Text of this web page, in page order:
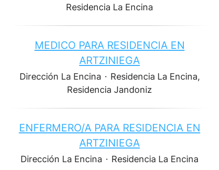
Residencia La Encina
MEDICO PARA RESIDENCIA EN
ARTZINIEGA
Dirección La Encina · Residencia La Encina,
Residencia Jandoniz
ENFERMERO/A PARA RESIDENCIA EN
ARTZINIEGA
Dirección La Encina · Residencia La Encina